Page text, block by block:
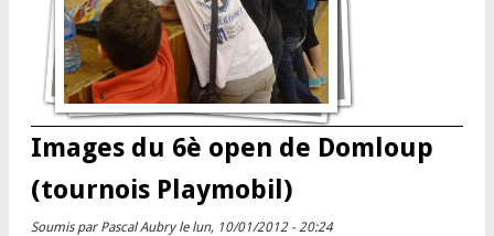
Images du 6è open de Domloup
(tournois Playmobil)
Soumis par Pascal Aubryle lun, 10/01/2012 - 20:24